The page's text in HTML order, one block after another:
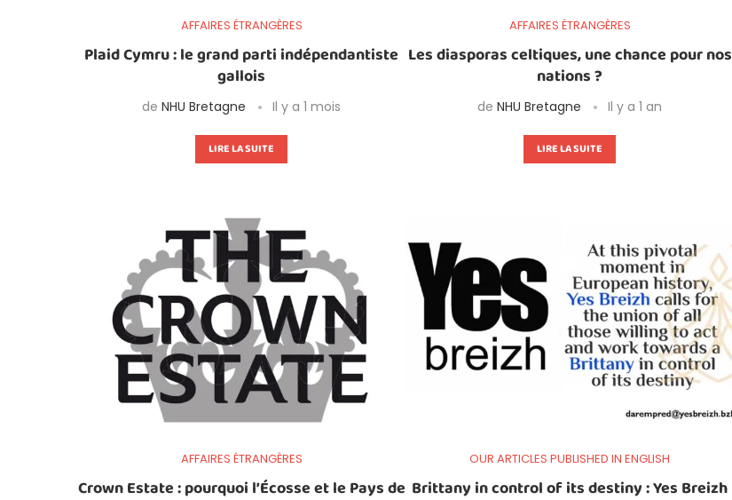
AFFAIRES ÉTRANGÈRES
Plaid Cymru : le grand parti indépendantiste
gallois
de NHU Bretagne Il y a 1 mois
LIRE LA SUITE
AFFAIRES ÉTRANGÈRES
Les diasporas celtiques, une chance pour nos
nations ?
de NHU Bretagne Il y a 1 an
LIRE LA SUITE
AFFAIRES ÉTRANGÈRES
Crown Estate : pourquoi l’Écosse et le Pays de
OUR ARTICLES PUBLISHED IN ENGLISH
Brittany in control of its destiny : Yes Breizh